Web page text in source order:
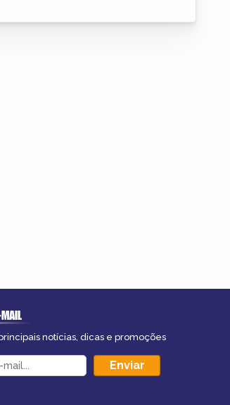
notícias, dicas e promoções